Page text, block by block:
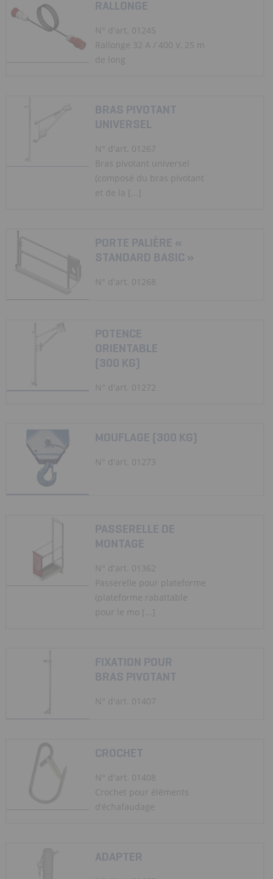
RALLONGE
N° d'art. 01245
Rallonge 32 A / 400 V, 25 m
de long
BRAS PIVOTANT
UNIVERSEL
N° d'art. 01267
Bras pivotant universel
(composé du bras pivotant
et de la [...]
PORTE PALIÈRE «
STANDARD BASIC »
N° d'art. 01268
POTENCE
ORIENTABLE
(300 KG)
N° d'art. 01272
MOUFLAGE (300 KG)
N° d'art. 01273
PASSERELLE DE
MONTAGE
N° d'art. 01362
Passerelle pour plateforme
(plateforme rabattable
pour le mo [...]
FIXATION POUR
BRAS PIVOTANT
N° d'art. 01407
CROCHET
N° d'art. 01408
Crochet pour éléments
d’échafaudage
ADAPTER